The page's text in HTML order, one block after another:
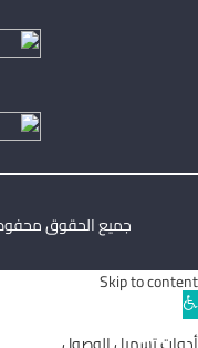
جميع الحقوق محفوظة
Skip to content
Open
toolbar